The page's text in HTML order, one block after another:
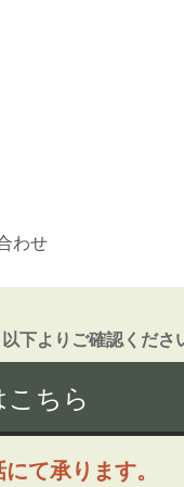
わせ
下よりご確認くださ
ちら
て承ります。